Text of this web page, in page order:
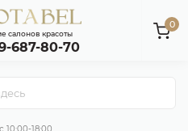
687-80-70
салонов красоты
0